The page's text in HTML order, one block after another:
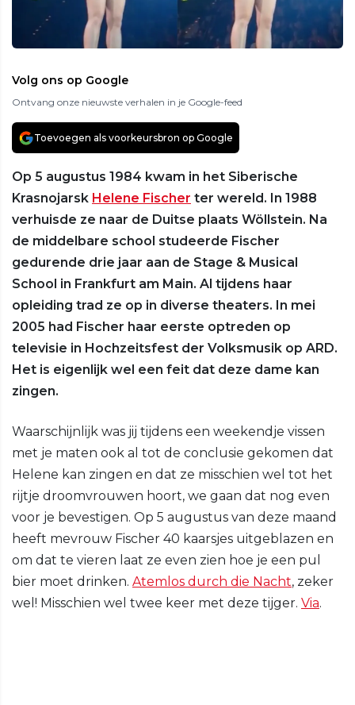
Volg ons op Google
Ontvang onze nieuwste verhalen in je Google-feed
Toevoegen als voorkeursbron op Google
Op 5 augustus 1984 kwam in het Siberische
Krasnojarsk Helene Fischer ter wereld. In 1988
verhuisde ze naar de Duitse plaats Wöllstein. Na
de middelbare school studeerde Fischer
gedurende drie jaar aan de Stage & Musical
School in Frankfurt am Main. Al tijdens haar
opleiding trad ze op in diverse theaters. In mei
2005 had Fischer haar eerste optreden op
televisie in Hochzeitsfest der Volksmusik op ARD.
Het is eigenlijk wel een feit dat deze dame kan
zingen.
Waarschijnlijk was jij tijdens een weekendje vissen
met je maten ook al tot de conclusie gekomen dat
Helene kan zingen en dat ze misschien wel tot het
rijtje droomvrouwen hoort, we gaan dat nog even
voor je bevestigen. Op 5 augustus van deze maand
heeft mevrouw Fischer 40 kaarsjes uitgeblazen en
om dat te vieren laat ze even zien hoe je een pul
bier moet drinken. Atemlos durch die Nacht, zeker
wel! Misschien wel twee keer met deze tijger. Via.